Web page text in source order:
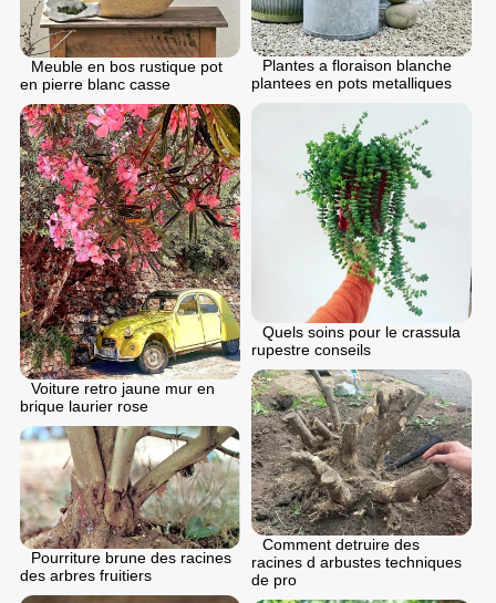
Plantes a floraison blanche
plantees en pots metalliques
Meuble en bos rustique pot
en pierre blanc casse
Quels soins pour le crassula
rupestre conseils
Voiture retro jaune mur en
brique laurier rose
Comment detruire des
racines d arbustes techniques
de pro
Pourriture brune des racines
des arbres fruitiers